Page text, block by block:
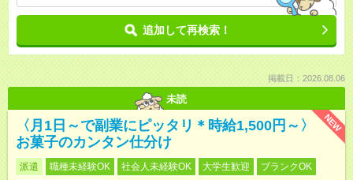
追加して再検索！
掲載日：2026.08.06
未読
NEW
〈月1日～で副業にピッタリ＊時給1,500円～〉
お菓子のカンタン仕分け
派遣 職種未経験OK 社会人未経験OK 大学生歓迎 ブランクOK